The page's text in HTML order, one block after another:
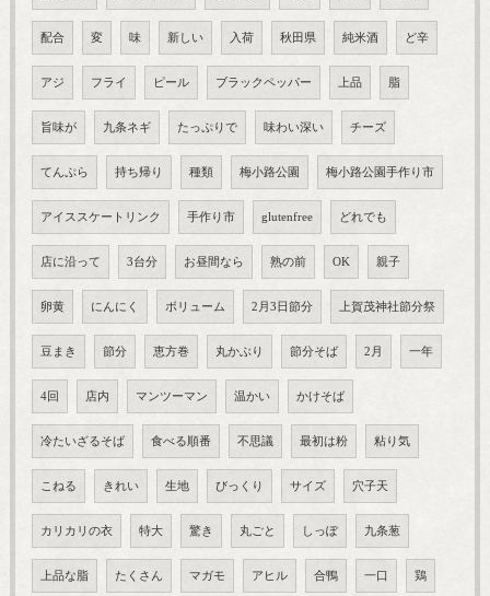
配合 変 味 新しい 入荷 秋田県 純米酒 ど辛
アジ フライ ピール ブラックペッパー 上品 脂
旨味が 九条ネギ たっぷりで 味わい深い チーズ
てんぷら 持ち帰り 種類 梅小路公園 梅小路公園手作り市
アイススケートリンク 手作り市 glutenfree どれでも
店に沿って 3台分 お昼間なら 熟の前 OK 親子
卵黄 にんにく ボリューム 2月3日節分 上賀茂神社節分祭
豆まき 節分 恵方巻 丸かぶり 節分そば 2月 一年
4回 店内 マンツーマン 温かい かけそば
冷たいざるそば 食べる順番 不思議 最初は粉 粘り気
こねる きれい 生地 びっくり サイズ 穴子天
カリカリの衣 特大 驚き 丸ごと しっぽ 九条葱
上品な脂 たくさん マガモ アヒル 合鴨 一口 鶏